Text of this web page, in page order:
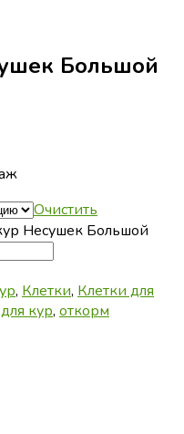
Большой
Очистить
Несушек Большой
, Клетки, Клетки для
кур, откорм